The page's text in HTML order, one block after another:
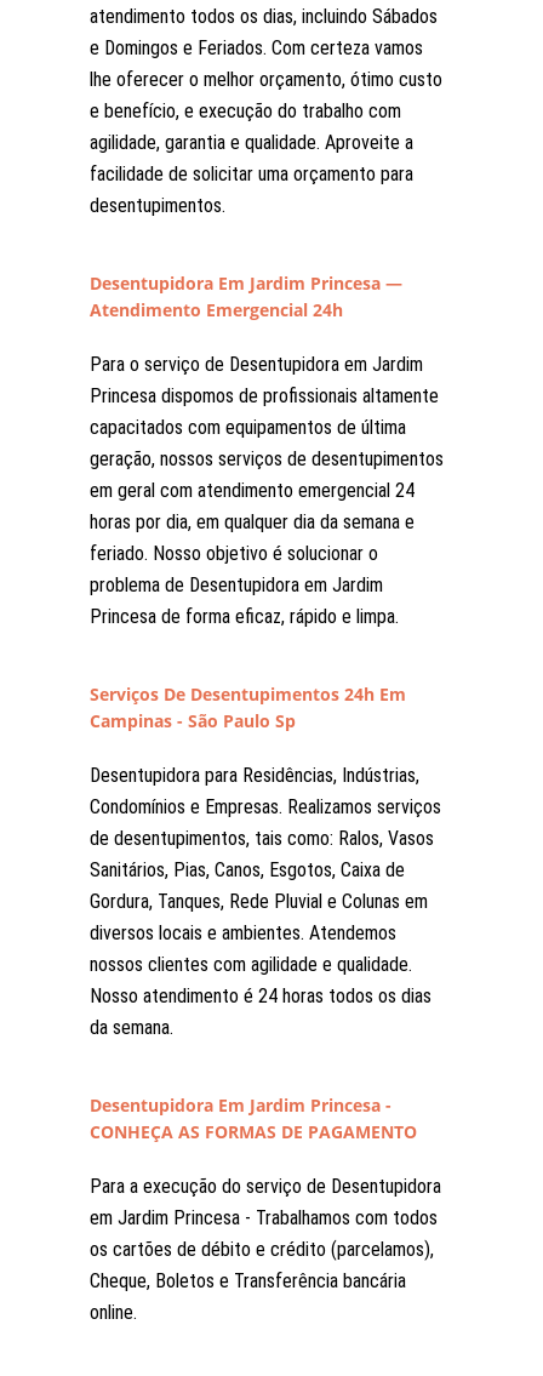
atendimento todos os dias, incluindo Sábados
e Domingos e Feriados. Com certeza vamos
lhe oferecer o melhor orçamento, ótimo custo
e benefício, e execução do trabalho com
agilidade, garantia e qualidade. Aproveite a
facilidade de solicitar uma orçamento para
desentupimentos.
Desentupidora Em Jardim Princesa —
Atendimento Emergencial 24h
Para o serviço de Desentupidora em Jardim
Princesa dispomos de profissionais altamente
capacitados com equipamentos de última
geração, nossos serviços de desentupimentos
em geral com atendimento emergencial 24
horas por dia, em qualquer dia da semana e
feriado. Nosso objetivo é solucionar o
problema de Desentupidora em Jardim
Princesa de forma eficaz, rápido e limpa.
Serviços De Desentupimentos 24h Em
Campinas - São Paulo Sp
Desentupidora para Residências, Indústrias,
Condomínios e Empresas. Realizamos serviços
de desentupimentos, tais como: Ralos, Vasos
Sanitários, Pias, Canos, Esgotos, Caixa de
Gordura, Tanques, Rede Pluvial e Colunas em
diversos locais e ambientes. Atendemos
nossos clientes com agilidade e qualidade.
Nosso atendimento é 24 horas todos os dias
da semana.
Desentupidora Em Jardim Princesa -
CONHEÇA AS FORMAS DE PAGAMENTO
Para a execução do serviço de Desentupidora
em Jardim Princesa - Trabalhamos com todos
os cartões de débito e crédito (parcelamos),
Cheque, Boletos e Transferência bancária
online.